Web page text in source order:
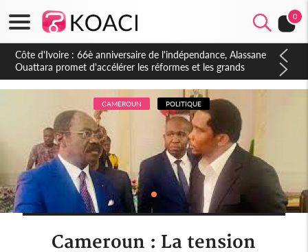
0
Côte d'Ivoire : À Abidjan, Amadou Oury Bah admire le modèle
ivoirien et veut s'en inspirer pour accélérer le développement
de la Guinée
CAMEROUN POLITIQUE
Cameroun : La tension